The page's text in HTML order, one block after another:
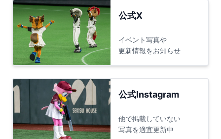
公式X
イベント写真や
更新情報をお知らせ
公式Instagram
他で掲載していない
写真を適宜更新中